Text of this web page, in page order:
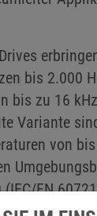
bis 2.000
bis zu 16
Variante
von
EN
dazu bei,